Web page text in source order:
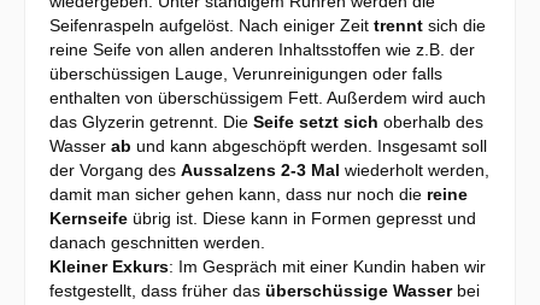
Seifenraspeln aufgelöst. Nach einiger Zeit trennt sich die
reine Seife von allen anderen Inhaltsstoffen wie z.B. der
überschüssigen Lauge, Verunreinigungen oder falls
enthalten von überschüssigem Fett. Außerdem wird auch
das Glyzerin getrennt. Die Seife setzt sich oberhalb des
Wasser ab und kann abgeschöpft werden. Insgesamt soll
der Vorgang des Aussalzens 2-3 Mal wiederholt werden,
damit man sicher gehen kann, dass nur noch die reine
Kernseife übrig ist. Diese kann in Formen gepresst und
danach geschnitten werden.
Kleiner Exkurs: Im Gespräch mit einer Kundin haben wir
festgestellt, dass früher das überschüssige Wasserbei